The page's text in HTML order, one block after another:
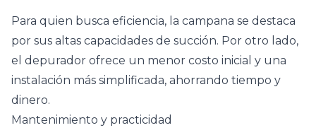
Para quien busca eficiencia, la campana se destaca
por sus altas capacidades de succión. Por otro lado,
el depurador ofrece un menor costo inicial y una
instalación más simplificada, ahorrando tiempo y
dinero.
Mantenimiento y practicidad